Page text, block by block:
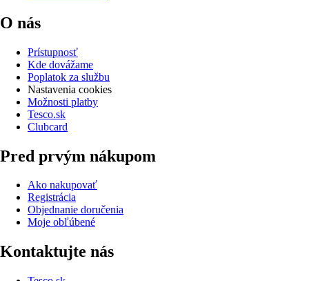
O nás
Prístupnosť
Kde dovážame
Poplatok za službu
Nastavenia cookies
Možnosti platby
Tesco.sk
Clubcard
Pred prvým nákupom
Ako nakupovať
Registrácia
Objednanie doručenia
Moje obľúbené
Kontaktujte nás